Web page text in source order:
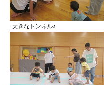
大きなトンネル♪